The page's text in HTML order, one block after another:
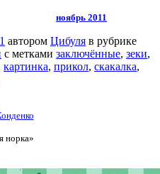
ноябрь 2011
автором Цибуля в рубрике
с метками заключённые, зеки,
картинка, прикол, скакалка,
норка»